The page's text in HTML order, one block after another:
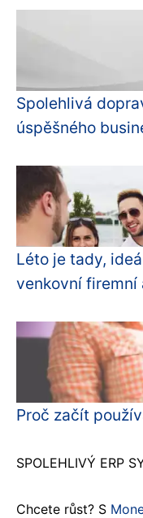
Spolehlivá
úspěšného
Léto je tady,
venkovní firemní
Proč začít
SPOLEHLIVÝ ERP
Chcete růst? S